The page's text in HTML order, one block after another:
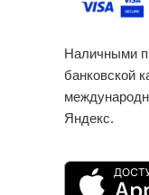
Наличными
банковской
Яндекс.